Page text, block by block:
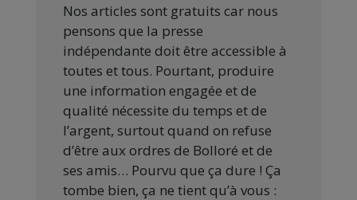
Nos articles sont gratuits car nous
pensons que la presse
indépendante doit être accessible à
toutes et tous. Pourtant, produire
une information engagée et de
qualité nécessite du temps et de
l’argent, surtout quand on refuse
d’être aux ordres de Bolloré et de
ses amis… Pourvu que ça dure ! Ça
tombe bien, ça ne tient qu’à vous :